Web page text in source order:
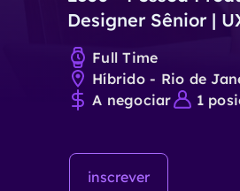
Designer Sênior |
Full Time
Híbrido - Rio de
A negociar
1
inscrever